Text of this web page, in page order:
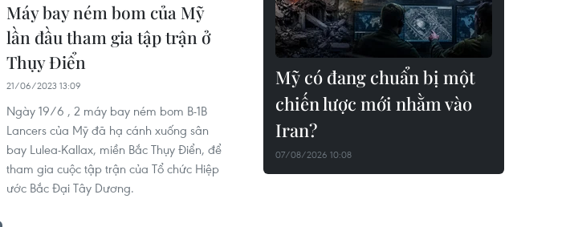
Máy bay ném bom của Mỹ
lần đầu tham gia tập trận ở
Thụy Điển
21/06/2023 13:09
Ngày 19/6 , 2 máy bay ném bom B-1B
Lancers của Mỹ đã hạ cánh xuống sân
bay Lulea-Kallax, miền Bắc Thụy Điển, để
tham gia cuộc tập trận của Tổ chức Hiệp
ước Bắc Đại Tây Dương.
Mỹ có đang chuẩn bị một
chiến lược mới nhằm vào
Iran?
07/08/2026 10:08